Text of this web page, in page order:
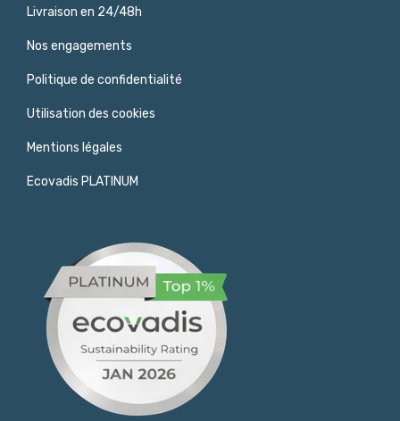
Livraison en 24/48h
Nos engagements
Politique de confidentialité
Utilisation des cookies
Mentions légales
Ecovadis PLATINUM